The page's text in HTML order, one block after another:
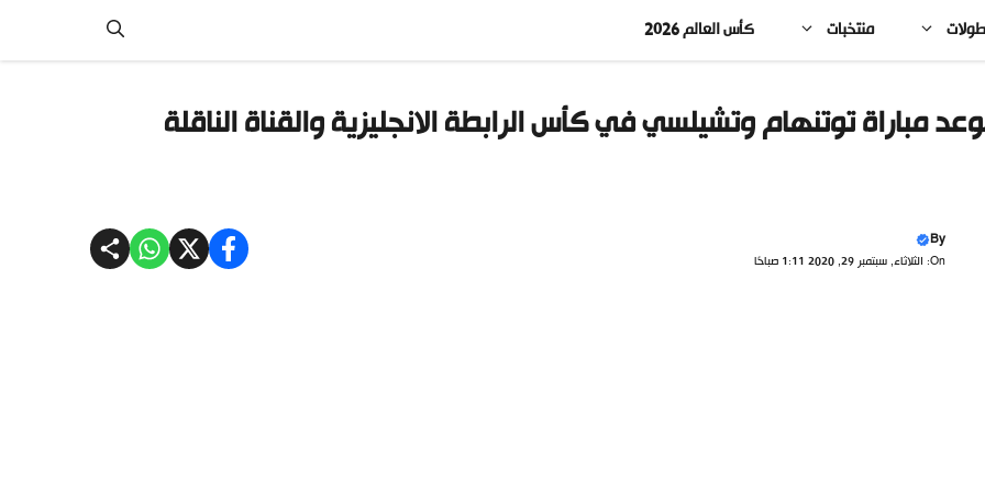
منتخبات كأس العالم 2026
مباراة توتنهام وتشيلسي في كأس الرابطة الانجليزية والقناة الناقلة
By
On: الثلاثاء, سبتمبر 29, 2020 1:11 صباحًا